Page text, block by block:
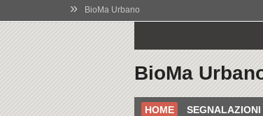
» BioMa Urbano
BioMa
HOME SEGNALAZIONI